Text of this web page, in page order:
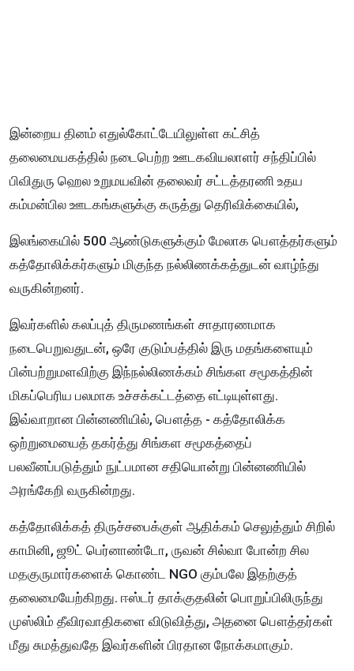
இன்றைய தினம் எதுல்கோட்டேயிலுள்ள கட்சித்
தலைமையகத்தில் நடைபெற்ற ஊடகவியலாளர் சந்திப்பில்
பிவிதுரு ஹெல உறுமயவின் தலைவர் சட்டத்தரணி உதய
கம்மன்பில ஊடகங்களுக்கு கருத்து தெரிவிக்கையில்,
இலங்கையில் 500 ஆண்டுகளுக்கும் மேலாக பௌத்தர்களும்
கத்தோலிக்கர்களும் மிகுந்த நல்லிணக்கத்துடன் வாழ்ந்து
வருகின்றனர்.
இவர்களில் கலப்புத் திருமணங்கள் சாதாரணமாக
நடைபெறுவதுடன், ஒரே குடும்பத்தில் இரு மதங்களையும்
பின்பற்றுமளவிற்கு இந்நல்லிணக்கம் சிங்கள சமூகத்தின்
மிகப்பெரிய பலமாக உச்சக்கட்டத்தை எட்டியுள்ளது.
இவ்வாறான பின்னணியில், பௌத்த - கத்தோலிக்க
ஒற்றுமையைத் தகர்த்து சிங்கள சமூகத்தைப்
பலவீனப்படுத்தும் நுட்பமான சதியொன்று பின்னணியில்
அரங்கேறி வருகின்றது.
கத்தோலிக்கத் திருச்சபைக்குள் ஆதிக்கம் செலுத்தும் சிறில்
காமினி, ஜூட் பெர்னாண்டோ, ருவன் சில்வா போன்ற சில
மதகுருமார்களைக் கொண்ட NGO கும்பலே இதற்குத்
தலைமையேற்கிறது. ஈஸ்டர் தாக்குதலின் பொறுப்பிலிருந்து
முஸ்லிம் தீவிரவாதிகளை விடுவித்து, அதனை பௌத்தர்கள்
மீது சுமத்துவதே இவர்களின் பிரதான நோக்கமாகும்.